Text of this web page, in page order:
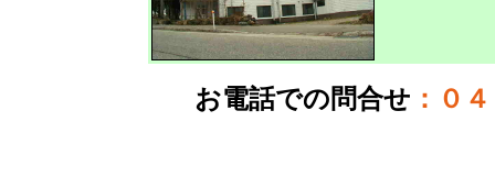
お電話での問合せ ： ０